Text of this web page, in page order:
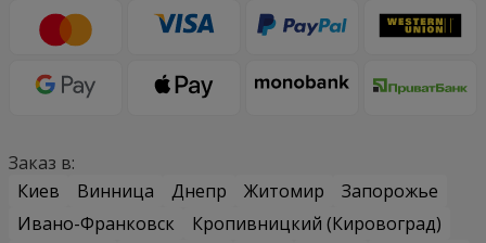
Заказ в:
Киев
Винница Днепр Житомир
Запорожье
Ивано-Франковск
Кропивницкий (Кировоград)